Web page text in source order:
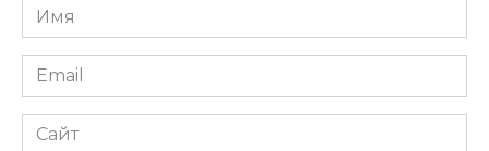
Имя
*
Email
*
Сайт